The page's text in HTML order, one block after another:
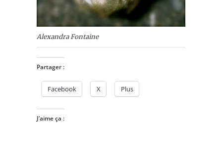
Alexandra Fontaine
Partager :
Facebook X Plus
J’aime ça :